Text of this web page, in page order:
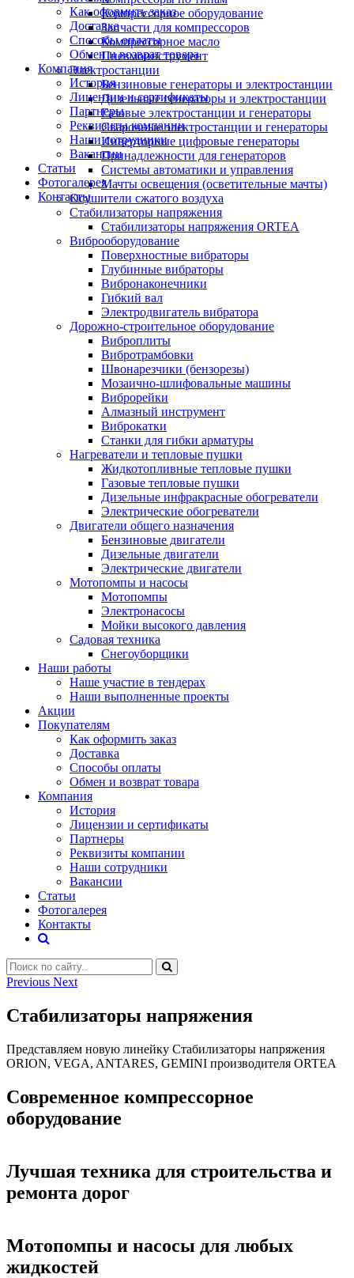
Как оформить заказ
Доставка
Способы оплаты
Обмен и возврат товара
Компания
История
Лицензии и сертификаты
Партнеры
Реквизиты компании
Наши сотрудники
Вакансии
Статьи
Фотогалерея
Контакты
Компрессорное оборудование
Запчасти для компрессоров
Компрессорное масло
Пневмоинструмент
Электростанции
Бензиновые генераторы и электростанции
Дизельные генераторы и электростанции
Газовые электростанции и генераторы
Сварочные электростанции и генераторы
Инверторные цифровые генераторы
Принадлежности для генераторов
Системы автоматики и управления
Мачты освещения (осветительные мачты)
Осушители сжатого воздуха
Cтабилизаторы напряжения
Стабилизаторы напряжения ORTEA
Виброоборудование
Поверхностные вибраторы
Глубинные вибраторы
Вибронаконечники
Гибкий вал
Электродвигатель вибратора
Дорожно-строительное оборудование
Виброплиты
Вибротрамбовки
Швонарезчики (бензорезы)
Мозаично-шлифовальные машины
Виброрейки
Алмазный инструмент
Виброкатки
Станки для гибки арматуры
Нагреватели и тепловые пушки
Жидкотопливные тепловые пушки
Газовые тепловые пушки
Дизельные инфракрасные обогреватели
Электрические обогреватели
Двигатели общего назначения
Бензиновые двигатели
Дизельные двигатели
Электрические двигатели
Мотопомпы и насосы
Мотопомпы
Электронасосы
Мойки высокого давления
Садовая техника
Снегоуборщики
Наши работы
Наше участие в тендерах
Наши выполненные проекты
Акции
Покупателям
Как оформить заказ
Доставка
Способы оплаты
Обмен и возврат товара
Компания
История
Лицензии и сертификаты
Партнеры
Реквизиты компании
Наши сотрудники
Вакансии
Статьи
Фотогалерея
Контакты
Previous Next
Стабилизаторы напряжения
Представляем новую линейку Стабилизаторы напряжения
ORION, VEGA, ANTARES, GEMINI производителя ORTEA
Современное компрессорное
оборудование
Лучшая техника для строительства и
ремонта дорог
Мотопомпы и насосы для любых
жидкостей